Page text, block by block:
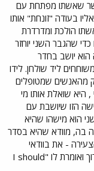
שאשתו מפתחת עם
בעודה "זונחת" אותו
הולכת ומדרדרת
שהגבר השני יוחזר
יושב בחדר
ליד שולחן. לידו
מהאנשים שמטופלים
שואלת אותו מי
הזו שיושבת עם
הוא מישהו שהיא
בה, מוודא שהיא בסדר
- את בוודאי
חושבת שזה פאטתי ,והיא מביטה בו מבט ארוך ואומרת לו "I should